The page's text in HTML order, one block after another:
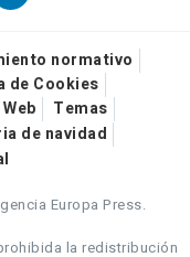
normativo
de Cookies
Temas
de navidad
Europa Press.
la redistribución